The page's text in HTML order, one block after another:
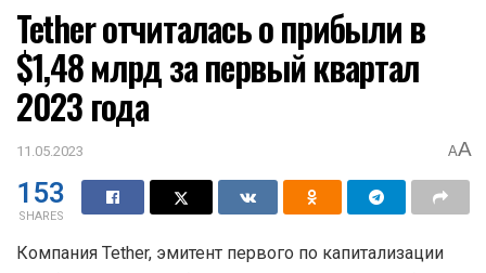
Tether отчиталась о прибыли в
$1,48 млрд за первый квартал
2023 года
11.05.2023 AA
153
SHARES
Компания Tether, эмитент первого по капитализации